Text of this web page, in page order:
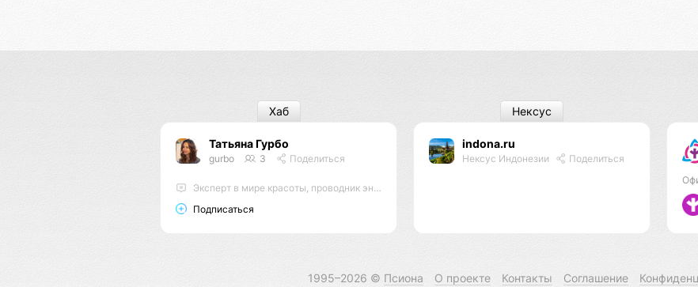
Татьяна Гурбо
gurbo 3 Поделиться
Эксперт в мире красоты, проводник энергий, мастер энергопрактик
Подписаться
Хаб
indona.ru
Нексус Индонезии Поделиться
Нексус
1995–2026 © Псиона О проекте Контакты Соглашение